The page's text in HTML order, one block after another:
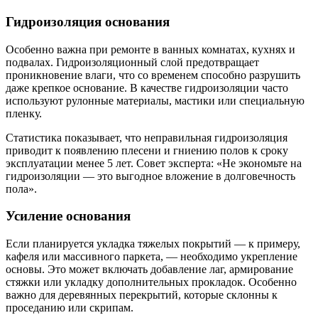
Гидроизоляция основания
Особенно важна при ремонте в ванных комнатах, кухнях и
подвалах. Гидроизоляционный слой предотвращает
проникновение влаги, что со временем способно разрушить
даже крепкое основание. В качестве гидроизоляции часто
используют рулонные материалы, мастики или специальную
пленку.
Статистика показывает, что неправильная гидроизоляция
приводит к появлению плесени и гниению полов к сроку
эксплуатации менее 5 лет. Совет эксперта: «Не экономьте на
гидроизоляции — это выгодное вложение в долговечность
пола».
Усиление основания
Если планируется укладка тяжелых покрытий — к примеру,
кафеля или массивного паркета, — необходимо укрепление
основы. Это может включать добавление лаг, армирование
стяжки или укладку дополнительных прокладок. Особенно
важно для деревянных перекрытий, которые склонны к
проседанию или скрипам.